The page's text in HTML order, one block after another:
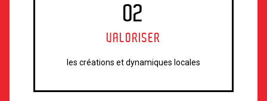
02
VALORISER
les créations et dynamiques locales